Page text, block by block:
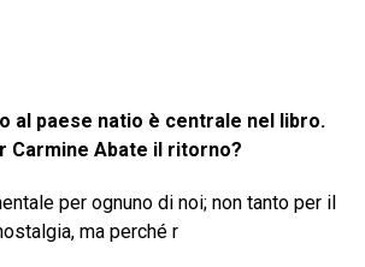
al paese natio è centrale nel libro.
Carmine Abate il ritorno?
per ognuno di noi; non tanto per il
ma perché r